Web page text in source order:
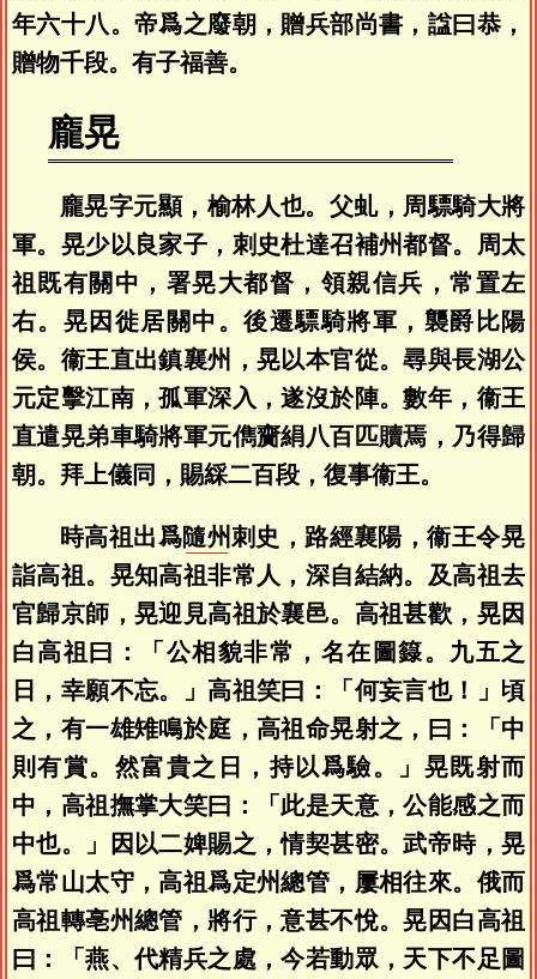
年六十八。帝爲之廢朝，贈兵部尚書，諡曰恭，
贈物千段。有子福善。
龐晃
龐晃字元顯，榆林人也。父虬，周驃騎大將
軍。晃少以良家子，刺史杜達召補州都督。周太
祖既有關中，署晃大都督，領親信兵，常置左
右。晃因徙居關中。後遷驃騎將軍，襲爵比陽
侯。衞王直出鎮襄州，晃以本官從。尋與長湖公
元定擊江南，孤軍深入，遂沒於陣。數年，衞王
直遣晃弟車騎將軍元儁齎絹八百匹贖焉，乃得歸
朝。拜上儀同，賜綵二百段，復事衞王。
時高祖出爲隨州刺史，路經襄陽，衞王令晃
詣高祖。晃知高祖非常人，深自結納。及高祖去
官歸京師，晃迎見高祖於襄邑。高祖甚歡，晃因
白高祖曰：「公相貌非常，名在圖籙。九五之
日，幸願不忘。」高祖笑曰：「何妄言也！」頃
之，有一雄雉鳴於庭，高祖命晃射之，曰：「中
則有賞。然富貴之日，持以爲驗。」晃既射而
中，高祖撫掌大笑曰：「此是天意，公能感之而
中也。」因以二婢賜之，情契甚密。武帝時，晃
爲常山太守，高祖爲定州總管，屢相往來。俄而
高祖轉亳州總管，將行，意甚不悅。晃因白高祖
曰：「燕、代精兵之處，今若動眾，天下不足圖